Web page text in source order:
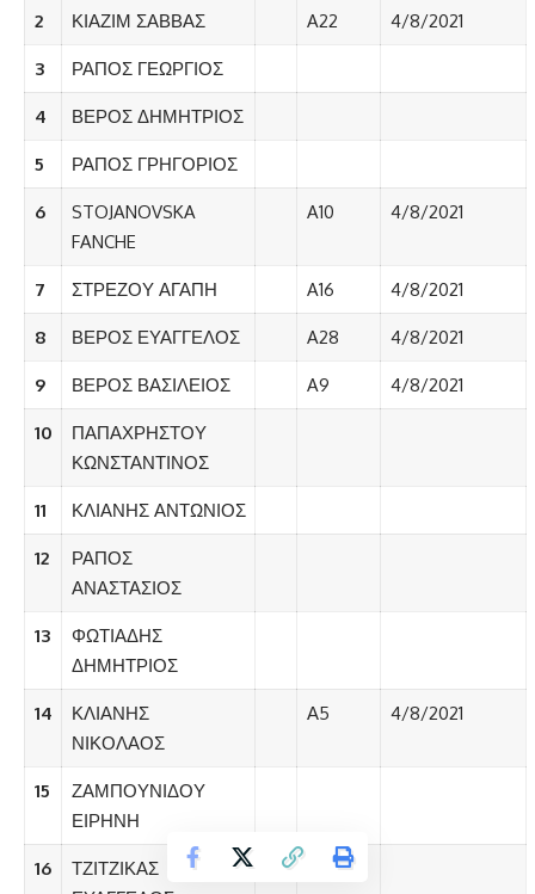
2 ΚΙΑΖΙΜ ΣΑΒΒΑΣ A22 4/8/2021
3 ΡΑΠΟΣ ΓΕΩΡΓΙΟΣ
4 ΒΕΡΟΣ ΔΗΜΗΤΡΙΟΣ
5 ΡΑΠΟΣ ΓΡΗΓΟΡΙΟΣ
6
STOJANOVSKA
FANCHE
A10 4/8/2021
7 ΣΤΡΕΖΟΥ ΑΓΑΠΗ A16 4/8/2021
8 ΒΕΡΟΣ ΕΥΑΓΓΕΛΟΣ A28 4/8/2021
9 ΒΕΡΟΣ ΒΑΣΙΛΕΙΟΣ A9 4/8/2021
10
ΠΑΠΑΧΡΗΣΤΟΥ
ΚΩΝΣΤΑΝΤΙΝΟΣ
11 ΚΛΙΑΝΗΣ ΑΝΤΩΝΙΟΣ
12
ΡΑΠΟΣ
ΑΝΑΣΤΑΣΙΟΣ
13
ΦΩΤΙΑΔΗΣ
ΔΗΜΗΤΡΙΟΣ
14
ΚΛΙΑΝΗΣ
ΝΙΚΟΛΑΟΣ
Α5 4/8/2021
15
ΖΑΜΠΟΥΝΙΔΟΥ
ΕΙΡΗΝΗ
16
ΤΖΙΤΖΙΚΑΣ